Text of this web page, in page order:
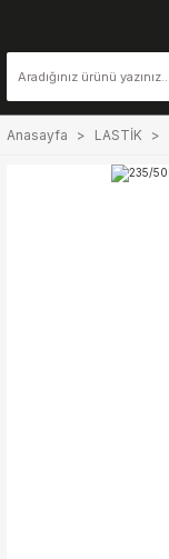
Anasayfa LASTİK